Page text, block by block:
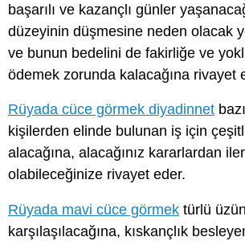
başarılı ve kazançlı günler
düzeyinin düşmesine neden olacak
ve bunun bedelini de fakirliğe ve
ödemek zorunda kalacağına rivayet
Rüyada cüce görmek diyadinnet
kişilerden elinde bulunan iş için
alacağına, alacağınız kararlardan
olabileceğinize rivayet eder.
Rüyada mavi cüce görmek türlü
karşılaşılacağına, kıskançlık